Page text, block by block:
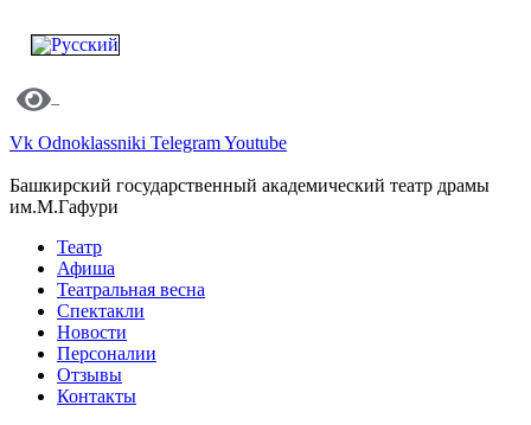
Vk Odnoklassniki TelegramYoutube
Башкирский государственный академический театр драмы
им.М.Гафури
Театр
Афиша
Театральная весна
Спектакли
Новости
Персоналии
Отзывы
Контакты